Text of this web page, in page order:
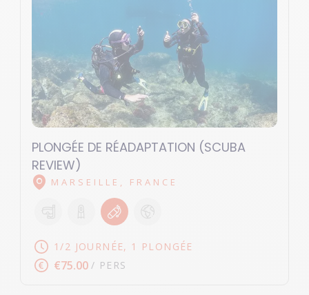
PLONGÉE DE RÉADAPTATION (SCUBA
REVIEW)
MARSEILLE, FRANCE
1/2 JOURNÉE, 1 PLONGÉE
€75.00 / PERS